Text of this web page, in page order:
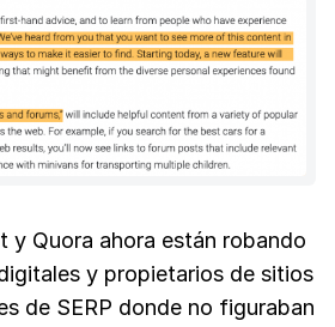
y Quora ahora están robando
y propietarios de sitios
de SERP donde no figuraban